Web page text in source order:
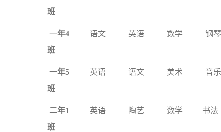
班
一年4
班
语文 英语 数学 钢琴
一年5
班
英语 语文 美术 音乐
二年1
班
英语 陶艺 数学 书法